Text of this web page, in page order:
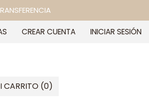
CREAR CUENTA INICIAR SESIÓN
CARRITO(0)